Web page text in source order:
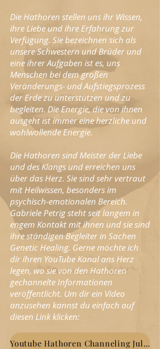
Die Hathoren stellen uns ihr Wissen,
ihre Liebe und ihre Erfahrung zur
Verfügung. Sie bezeichnen sich als
unsere Schwestern und Brüder und
eine ihrer Aufgaben ist es, uns
Menschen bei dem großen
Veränderungs- und Aufstiegsprozess
der Erde zu unterstützen und zu
begleiten. Die Energie, die von ihnen
ausgeht ist immer eine herzliche und
wohlwollende Energie.
Die Hathoren sind Meister der Liebe
und des Klangs und erreichen uns
über das Herz. Sie sind sehr vertraut
mit Heilwissen, besonders im
psychisch-emotionalen Bereich.
Gabriele Petrig steht seit langem in
engem Kontakt mit ihnen und sie sind
ihre ständigen Begleiter in Sachen
Genetic Healing. Gerne möchte ich
dir ihren YouTube Kanal ans Herz
legen, wo sie von den Hathoren
gechannelte Informationen
veröffentlicht. Um dir ein Video
anzusehen kannst du einfach auf
diesen Link klicken:
Youtube Hathoren Channeling Juli 2021